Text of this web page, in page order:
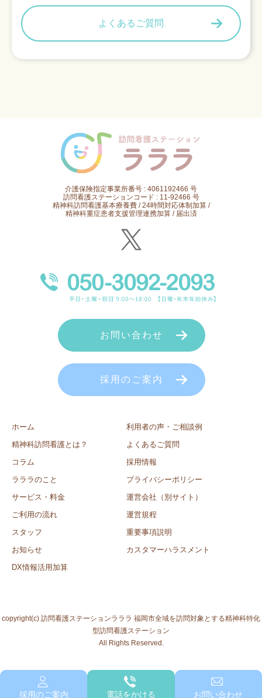
よくあるご質問
採用のご案内 電話をかける お問い合わせ
介護保険指定事業所番号 : 4061192466 号
訪問看護ステーションコード : 11-92466 号
精神科訪問看護基本療養費 / 24時間対応体制加算 /
精神科重症患者支援管理連携加算 / 届出済
ホーム
精神科訪問看護とは？
コラム
ラララのこと
サービス・料金
ご利用の流れ
スタッフ
お知らせ
DX情報活用加算
利用者の声・ご相談例
よくあるご質問
採用情報
プライバシーポリシー
運営会社（別サイト）
運営規程
重要事項説明
カスタマーハラスメント
お問い合わせ
採用のご案内
copyright(c) 訪問看護ステーションラララ 福岡市全域を訪問対象とする精神科特化
型訪問看護ステーション
All Rights Reserved.